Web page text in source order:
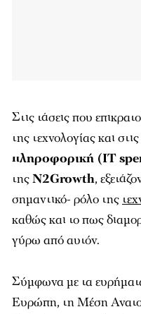
Στις τάσεις που
της τεχνολογίας και στις
πληροφορική (IT
τηςN2Growth,
σημαντικό- ρόλο της
καθώς και το πως
γύρω από αυτόν.
Σύμφωνα με τα
Ευρώπη, τη Μέση